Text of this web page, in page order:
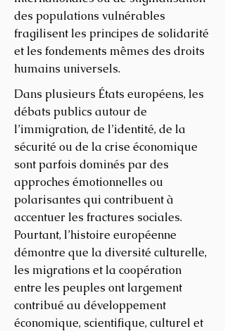
des populations vulnérables
fragilisent les principes de solidarité
et les fondements mêmes des droits
humains universels.
Dans plusieurs États européens, les
débats publics autour de
l’immigration, de l’identité, de la
sécurité ou de la crise économique
sont parfois dominés par des
approches émotionnelles ou
polarisantes qui contribuent à
accentuer les fractures sociales.
Pourtant, l’histoire européenne
démontre que la diversité culturelle,
les migrations et la coopération
entre les peuples ont largement
contribué au développement
économique, scientifique, culturel et